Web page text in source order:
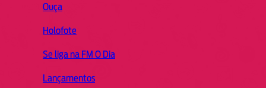
Ouça
Holofote
Se liga na FM O Dia
Lançamentos